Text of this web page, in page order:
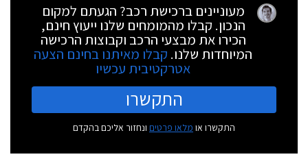
מעוניינים ברכישת רכב? הגעתם למקום
הנכון. קבלו מהמומחים שלנו ייעוץ חינם,
הכירו את מבצעי הרכב וקבוצות הרכישה
המיוחדות שלנו. קבלו מאיתנו בחינם הצעה
אטרקטיבית עכשיו
התקשרו
התקשרו או מלאו פרטים ונחזור אליכם בהקדם